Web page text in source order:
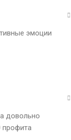
эмоции
довольно
профита